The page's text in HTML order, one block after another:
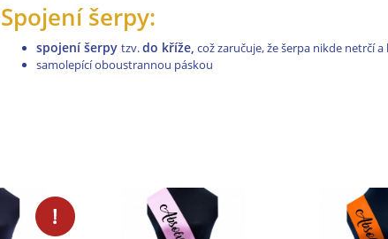
Spojení šerpy:
spojení šerpy tzv.do kříže, což zaručuje, že šerpa nikde netrčí
samolepící oboustrannou páskou